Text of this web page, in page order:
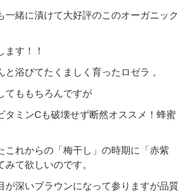
一緒に漬けて大好評のこのオーガニック
ます！！
浴びてたくましく育ったロゼラ 。
てももちろんですが
タミンCも破壊せず断然オススメ！蜂蜜
これからの「梅干し」の時期に「赤紫
て欲しいのです。
深いブラウンになって参りますが品質